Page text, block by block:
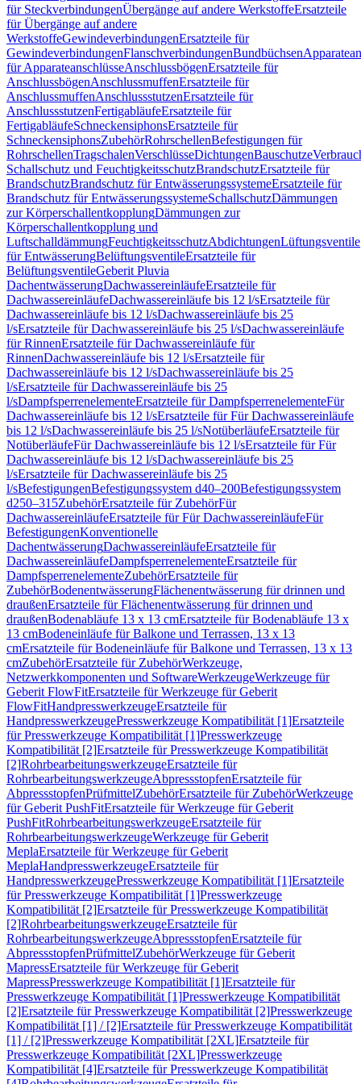
für SteckverbindungenÜbergänge auf andere WerkstoffeErsatzteile
für Übergänge auf andere
WerkstoffeGewindeverbindungenErsatzteile für
GewindeverbindungenFlanschverbindungenBundbüchsen
für ApparateanschlüsseAnschlussbögenErsatzteile für
AnschlussbögenAnschlussmuffenErsatzteile für
AnschlussmuffenAnschlussstutzenErsatzteile für
AnschlussstutzenFertigabläufeErsatzteile für
FertigabläufeSchneckensiphonsErsatzteile für
SchneckensiphonsZubehörRohrschellenBefestigungen für
RohrschellenTragschalenVerschlüsseDichtungenBauschutze
Schallschutz und FeuchtigkeitsschutzBrandschutzErsatzteile für
BrandschutzBrandschutz für EntwässerungssystemeErsatzteile für
Brandschutz für EntwässerungssystemeSchallschutzDämmungen
zur KörperschallentkopplungDämmungen zur
Körperschallentkopplung und
LuftschalldämmungFeuchtigkeitsschutzAbdichtungenLüftungsventile
für EntwässerungBelüftungsventileErsatzteile für
BelüftungsventileGeberit Pluvia
DachentwässerungDachwassereinläufeErsatzteile für
DachwassereinläufeDachwassereinläufe bis 12 l/sErsatzteile für
Dachwassereinläufe bis 12 l/sDachwassereinläufe bis 25
l/sErsatzteile für Dachwassereinläufe bis 25 l/sDachwassereinläufe
für RinnenErsatzteile für Dachwassereinläufe für
RinnenDachwassereinläufe bis 12 l/sErsatzteile für
Dachwassereinläufe bis 12 l/sDachwassereinläufe bis 25
l/sErsatzteile für Dachwassereinläufe bis 25
l/sDampfsperrenelementeErsatzteile für DampfsperrenelementeFür
Dachwassereinläufe bis 12 l/sErsatzteile für Für Dachwassereinläufe
bis 12 l/sDachwassereinläufe bis 25 l/sNotüberläufeErsatzteile für
NotüberläufeFür Dachwassereinläufe bis 12 l/sErsatzteile für Für
Dachwassereinläufe bis 12 l/sDachwassereinläufe bis 25
l/sErsatzteile für Dachwassereinläufe bis 25
l/sBefestigungenBefestigungssystem d40–200Befestigungssystem
d250–315ZubehörErsatzteile für ZubehörFür
DachwassereinläufeErsatzteile für Für DachwassereinläufeFür
BefestigungenKonventionelle
DachentwässerungDachwassereinläufeErsatzteile für
DachwassereinläufeDampfsperrenelementeErsatzteile für
DampfsperrenelementeZubehörErsatzteile für
ZubehörBodenentwässerungFlächenentwässerung für drinnen und
draußenErsatzteile für Flächenentwässerung für drinnen und
draußenBodenabläufe 13 x 13 cmErsatzteile für Bodenabläufe 13 x
13 cmBodeneinläufe für Balkone und Terrassen, 13 x 13
cmErsatzteile für Bodeneinläufe für Balkone und Terrassen, 13 x 13
cmZubehörErsatzteile für ZubehörWerkzeuge,
Netzwerkkomponenten und SoftwareWerkzeugeWerkzeuge für
Geberit FlowFitErsatzteile für Werkzeuge für Geberit
FlowFitHandpresswerkzeugeErsatzteile für
HandpresswerkzeugePresswerkzeuge Kompatibilität [1]Ersatzteile
für Presswerkzeuge Kompatibilität [1]Presswerkzeuge
Kompatibilität [2]Ersatzteile für Presswerkzeuge Kompatibilität
[2]RohrbearbeitungswerkzeugeErsatzteile für
RohrbearbeitungswerkzeugeAbpressstopfenErsatzteile für
AbpressstopfenPrüfmittelZubehörErsatzteile für ZubehörWerkzeuge
für Geberit PushFitErsatzteile für Werkzeuge für Geberit
PushFitRohrbearbeitungswerkzeugeErsatzteile für
RohrbearbeitungswerkzeugeWerkzeuge für Geberit
MeplaErsatzteile für Werkzeuge für Geberit
MeplaHandpresswerkzeugeErsatzteile für
HandpresswerkzeugePresswerkzeuge Kompatibilität [1]Ersatzteile
für Presswerkzeuge Kompatibilität [1]Presswerkzeuge
Kompatibilität [2]Ersatzteile für Presswerkzeuge Kompatibilität
[2]RohrbearbeitungswerkzeugeErsatzteile für
RohrbearbeitungswerkzeugeAbpressstopfenErsatzteile für
AbpressstopfenPrüfmittelZubehörWerkzeuge für Geberit
MapressErsatzteile für Werkzeuge für Geberit
MapressPresswerkzeuge Kompatibilität [1]Ersatzteile für
Presswerkzeuge Kompatibilität [1]Presswerkzeuge Kompatibilität
[2]Ersatzteile für Presswerkzeuge Kompatibilität [2]Presswerkzeuge
Kompatibilität [1] / [2]Ersatzteile für Presswerkzeuge Kompatibilität
[1] / [2]Presswerkzeuge Kompatibilität [2XL]Ersatzteile für
Presswerkzeuge Kompatibilität [2XL]Presswerkzeuge
Kompatibilität [4]Ersatzteile für Presswerkzeuge Kompatibilität